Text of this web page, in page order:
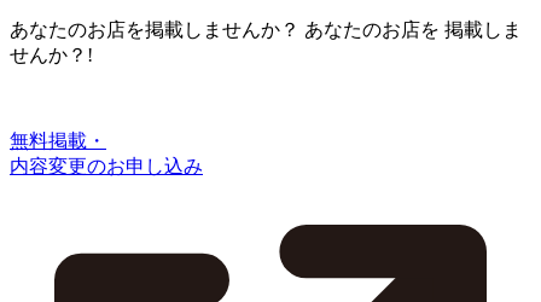
あなたのお店を掲載しませんか？ あなたのお店を 掲載しま
せんか？!
無料掲載・
内容変更のお申し込み